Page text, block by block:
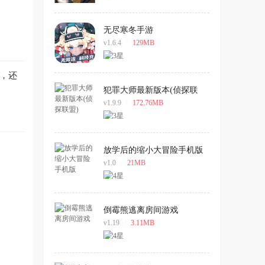
，还
无尽寒冬手游
v1.6.4 129MB
犯罪大师最新版本(侦探联
盟)
v1.9.9 172.76MB
放学后的缩小大冒险手机版
v1.0 21MB
倒霉熊逃离房间游戏
v1.19 3.11MB